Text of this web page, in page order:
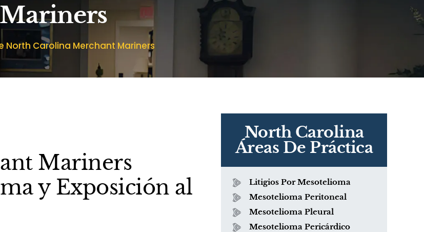
Carolina Merchant Mariners
Mariners
y Exposición al
North Carolina
Áreas De Práctica
Litigios Por Mesotelioma
Mesotelioma Peritoneal
Mesotelioma Pleural
Mesotelioma Pericárdico